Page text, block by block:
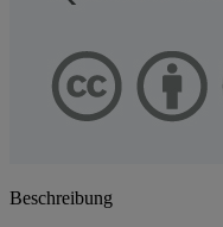
Beschreibung